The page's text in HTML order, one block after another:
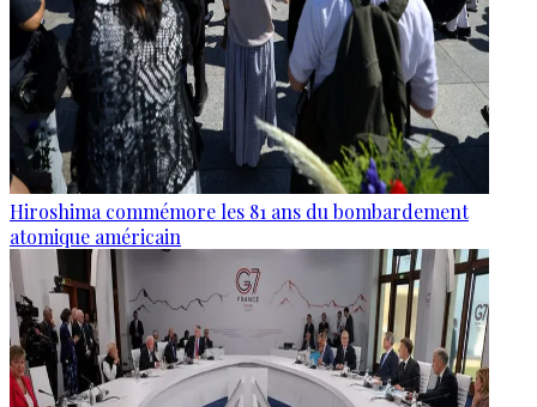
Hiroshima commémore les 81 ans du bombardement
atomique américain